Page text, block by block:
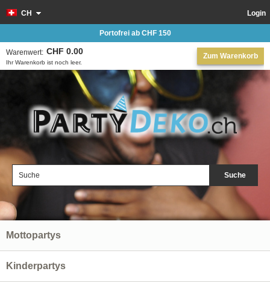
Suche
Login
CH
Zum Warenkorb
Ihr Warenkorb ist noch leer.
Warenwert: CHF 0.00
Portofrei ab CHF 150
Mottopartys
Kinderpartys